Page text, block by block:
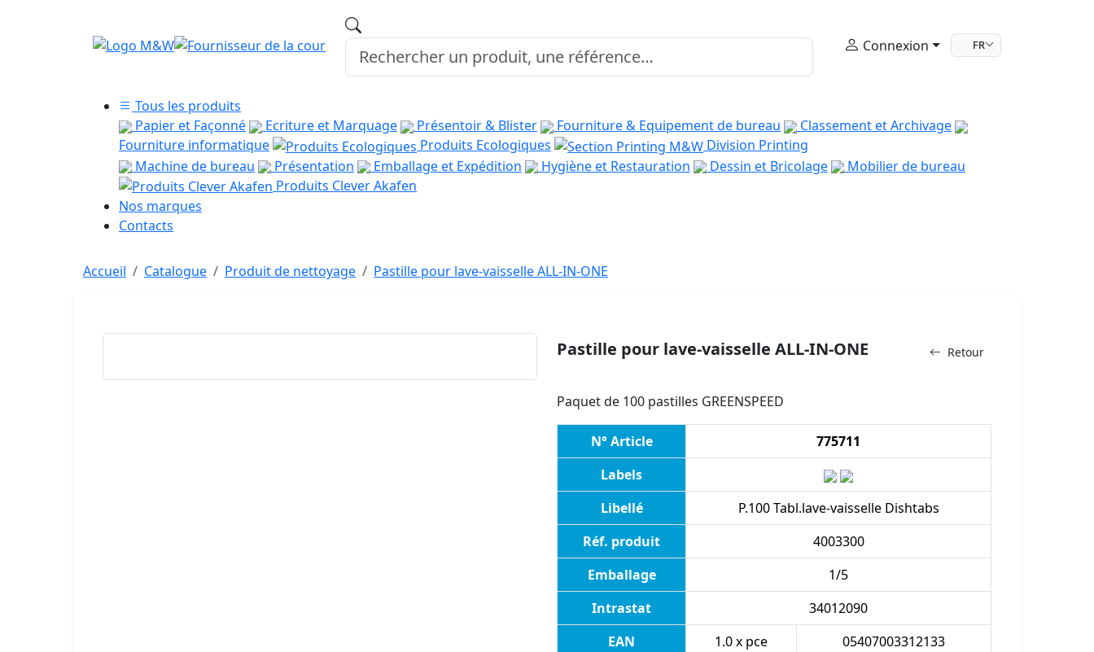
Connexion FR
Tous les produits
Papier et Façonné
Ecriture et Marquage Présentoir & Blister Fourniture & Equipement de bureau
Classement et Archivage
Fourniture informatique
Produits Ecologiques
Division Printing
Machine de bureau
Présentation Emballage et Expédition Hygiène et Restauration Dessin et Bricolage
Mobilier de bureau
Produits Clever Akafen
Nos marques
Contacts
Accueil Catalogue Produit de nettoyage Pastille pour lave-vaisselle ALL-IN-ONE
Retour
Pastille pour lave-vaisselle ALL-IN-ONE
Paquet de 100 pastilles GREENSPEED
N° Article
775711
Labels
Libellé
P.100 Tabl.lave-vaisselle Dishtabs
Réf. produit
4003300
Emballage
1/5
Intrastat
34012090
EAN
1.0 x pce
05407003312133